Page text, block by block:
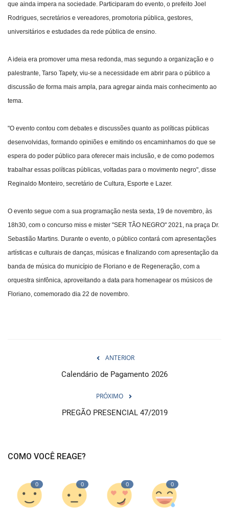
que ainda impera na sociedade. Participaram do evento, o prefeito Joel
Rodrigues, secretários e vereadores, promotoria pública, gestores,
universitários e estudades da rede pública de ensino.
A ideia era promover uma mesa redonda, mas segundo a organização e o
palestrante, Tarso Tapety, viu-se a necessidade em abrir para o público a
discussão de forma mais ampla, para agregar ainda mais conhecimento ao
tema.
"O evento contou com debates e discussões quanto as políticas públicas
desenvolvidas, formando opiniões e emitindo os encaminhamos do que se
espera do poder público para oferecer mais inclusão, e de como podemos
trabalhar essas políticas públicas, voltadas para o movimento negro", disse
Reginaldo Monteiro, secretário de Cultura, Esporte e Lazer.
O evento segue com a sua programação nesta sexta, 19 de novembro, às
18h30, com o concurso miss e mister "SER TÃO NEGRO" 2021, na praça Dr.
Sebastião Martins. Durante o evento, o público contará com apresentações
artísticas e culturais de danças, músicas e finalizando com apresentação da
banda de música do município de Floriano e de Regeneração, com a
orquestra sinfônica, aproveitando a data para homenagear os músicos de
Floriano, comemorado dia 22 de novembro.
ANTERIOR
Calendário de Pagamento 2026
PRÓXIMO
PREGÃO PRESENCIAL 47/2019
COMO VOCÊ REAGE?
0 0 0 0